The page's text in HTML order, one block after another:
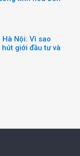
Hà Nội: Vì sao
giới đầu tư và